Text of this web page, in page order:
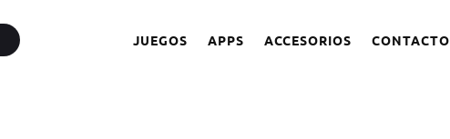
JUEGOS APPS ACCESORIOS CONTACTO